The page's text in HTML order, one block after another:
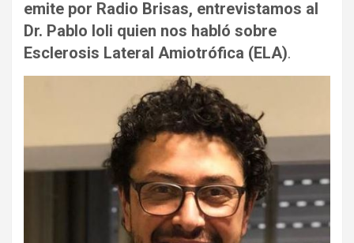
emite por Radio Brisas, entrevistamos al
Dr. Pablo Ioli quien nos habló sobre
Esclerosis Lateral Amiotrófica (ELA).